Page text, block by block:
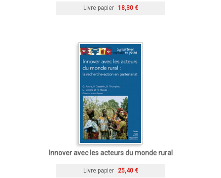
Livre papier 18,30 €
Innover avec les acteurs du monde rural
Livre papier 25,40 €